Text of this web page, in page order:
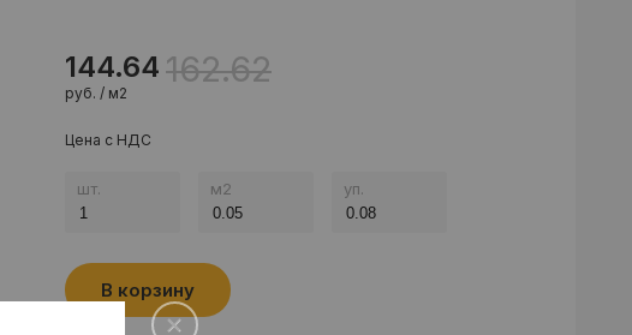
144.64
руб. / м2
162.62
Цена с НДС
шт. м2 уп.
В корзину